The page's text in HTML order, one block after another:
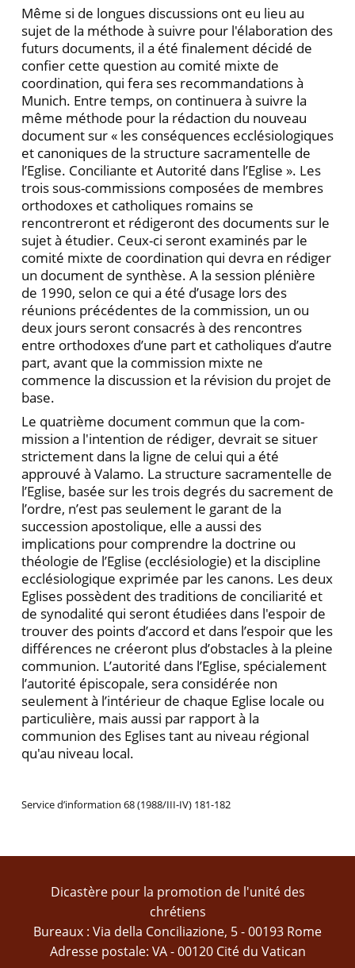
Même si de longues discussions ont eu lieu au
sujet de la méthode à suivre pour l'élaboration des
futurs documents, il a été finalement décidé de
confier cette question au comité mixte de
coordination, qui fera ses recommandations à
Munich. Entre temps, on continuera à suivre la
même méthode pour la rédaction du nouveau
document sur « les conséquences ecclésiologiques
et canoniques de la structure sacramentelle de
l’Eglise. Conciliante et Autorité dans l’Eglise ». Les
trois sous-commissions composées de membres
orthodoxes et catholiques romains se
rencontreront et rédigeront des documents sur le
sujet à étudier. Ceux-ci seront examinés par le
comité mixte de coordination qui devra en rédiger
un document de synthèse. A la session plénière
de 1990, selon ce qui a été d’usage lors des
réunions précédentes de la commission, un ou
deux jours seront consacrés à des rencontres
entre orthodoxes d’une part et catholiques d’autre
part, avant que la commission mixte ne
commence la discussion et la révision du projet de
base.
Le quatrième document commun que la com­
mission a l'intention de rédiger, devrait se situer
strictement dans la ligne de celui qui a été
approuvé à Valamo. La structure sacramentelle de
l’Eglise, basée sur les trois degrés du sacrement de
l’ordre, n’est pas seulement le garant de la
succession apostolique, elle a aussi des
implications pour comprendre la doctrine ou
théologie de l’Eglise (ecclésiologie) et la discipline
ecclésiologique exprimée par les canons. Les deux
Eglises possèdent des traditions de conciliarité et
de synodalité qui seront étudiées dans l'espoir de
trouver des points d’accord et dans l’espoir que les
différences ne créeront plus d’obstacles à la pleine
communion. L’autorité dans l’Eglise, spécialement
l’autorité épiscopale, sera considérée non
seulement à l’intérieur de chaque Eglise locale ou
particulière, mais aussi par rapport à la
communion des Eglises tant au niveau régional
qu'au niveau local.
Service d’information 68 (1988/III-IV) 181-182
Dicastère pour la promotion de l'unité des
chrétiens
Bureaux : Via della Conciliazione, 5 - 00193 Rome
Adresse postale: VA - 00120 Cité du Vatican